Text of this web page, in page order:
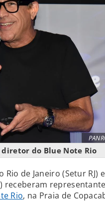
diretor do Blue Note Rio
de Janeiro (Setur RJ)
receberam
Rio, na Praia de